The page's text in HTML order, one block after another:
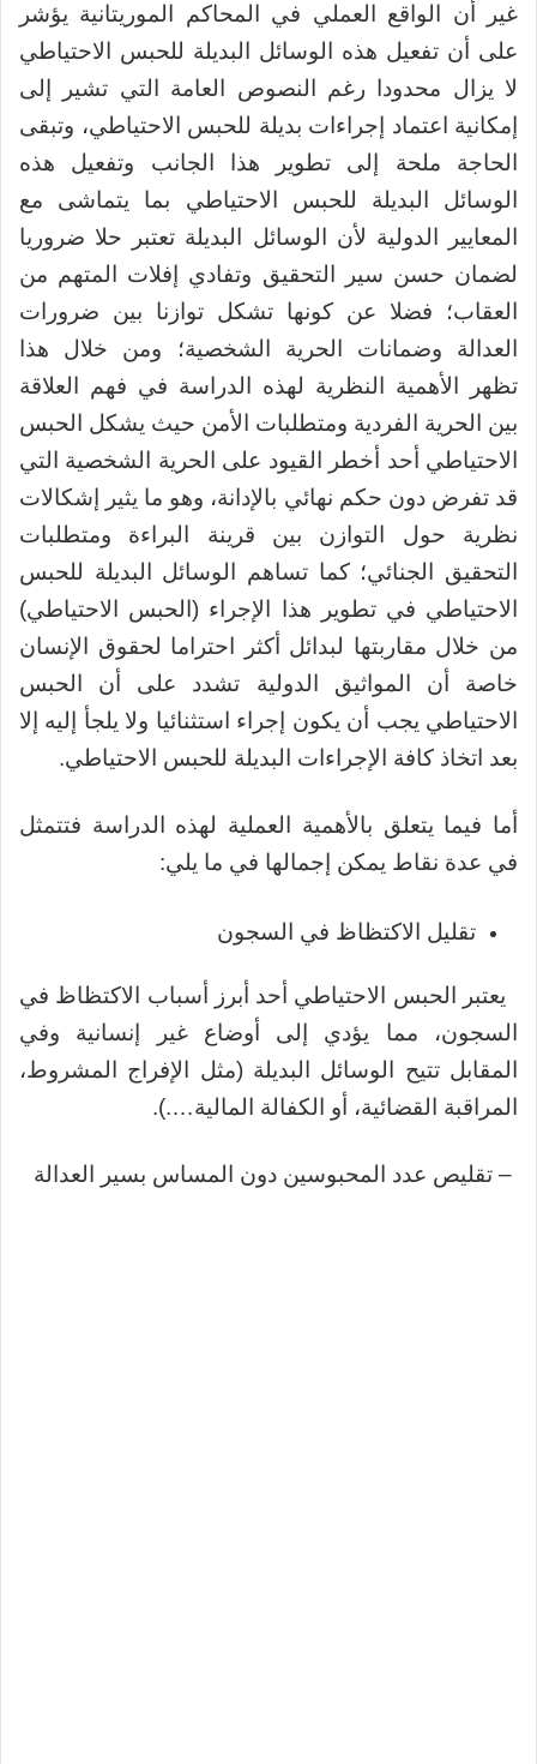
غير أن الواقع العملي في المحاكم الموريتانية يؤشر
على أن تفعيل هذه الوسائل البديلة للحبس الاحتياطي
لا يزال محدودا رغم النصوص العامة التي تشير إلى
إمكانية اعتماد إجراءات بديلة للحبس الاحتياطي، وتبقى
الحاجة ملحة إلى تطوير هذا الجانب وتفعيل هذه
الوسائل البديلة للحبس الاحتياطي بما يتماشى مع
المعايير الدولية لأن الوسائل البديلة تعتبر حلا ضروريا
لضمان حسن سير التحقيق وتفادي إفلات المتهم من
العقاب؛ فضلا عن كونها تشكل توازنا بين ضرورات
العدالة وضمانات الحرية الشخصية؛ ومن خلال هذا
تظهر الأهمية النظرية لهذه الدراسة في فهم العلاقة
بين الحرية الفردية ومتطلبات الأمن حيث يشكل الحبس
الاحتياطي أحد أخطر القيود على الحرية الشخصية التي
قد تفرض دون حكم نهائي بالإدانة، وهو ما يثير إشكالات
نظرية حول التوازن بين قرينة البراءة ومتطلبات
التحقيق الجنائي؛ كما تساهم الوسائل البديلة للحبس
الاحتياطي في تطوير هذا الإجراء (الحبس الاحتياطي)
من خلال مقاربتها لبدائل أكثر احتراما لحقوق الإنسان
خاصة أن المواثيق الدولية تشدد على أن الحبس
الاحتياطي يجب أن يكون إجراء استثنائيا ولا يلجأ إليه إلا
بعد اتخاذ كافة الإجراءات البديلة للحبس الاحتياطي.
أما فيما يتعلق بالأهمية العملية لهذه الدراسة فتتمثل
في عدة نقاط يمكن إجمالها في ما يلي:
تقليل الاكتظاظ في السجون
يعتبر الحبس الاحتياطي أحد أبرز أسباب الاكتظاظ في
السجون، مما يؤدي إلى أوضاع غير إنسانية وفي
المقابل تتيح الوسائل البديلة (مثل الإفراج المشروط،
المراقبة القضائية، أو الكفالة المالية….).
– تقليص عدد المحبوسين دون المساس بسير العدالة